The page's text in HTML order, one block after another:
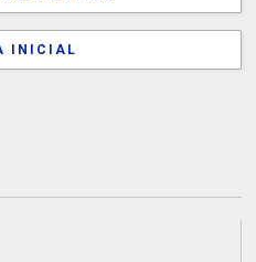
INICIAL